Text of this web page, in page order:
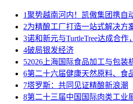
1聚势越南河内！凯傲集团携自
2为精酿工厂打造一站式解决方
3诺和新元与TurtleTree达成合作
4破局银发经济
52026上海国际食品加工与包装
6第二十六届健康天然原料、食
7塔罗斯：共同见证精酿新浪潮
8第二十三届中国国际肉类工业